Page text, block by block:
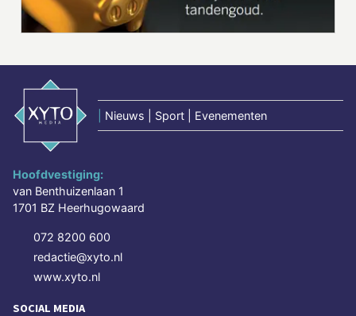
Nieuws | Sport | Evenementen
Hoofdvestiging:
van Benthuizenlaan 1
1701 BZ Heerhugowaard
072 8200 600
redactie@xyto.nl
www.xyto.nl
SOCIAL MEDIA